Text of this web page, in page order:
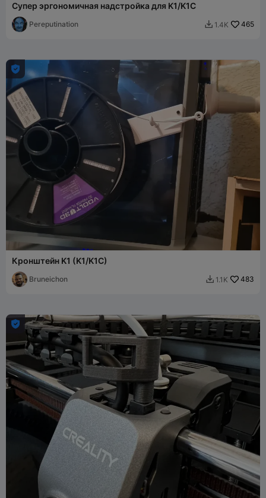
Супер эргономичная надстройка для K1/K1C
Pereputination  1.4K 465

Кронштейн K1 (K1/K1C)
Bruneichon  1.1K 483
